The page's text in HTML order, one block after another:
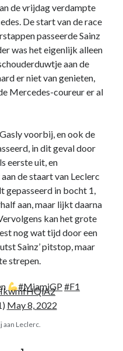
de vrijdag verdampte
De start van de race
passeerde Sainz
was het eigenlijk alleen
aan de
er niet van genieten,
Mercedes-coureur er al
voorbij, en ook de
in dit geval door
eerste uit, en
de staart van Leclerc
gepasseerd in bocht 1,
aan, maar lijkt daarna
kan het grote
nog wat tijd door een
Sainz’ pitstop, maar
strepen.
#MiamiGP #F1
May 8, 2022
aan Leclerc.
Noodzakelijk
Deze cookies
noodzakelijk
om de website
te laten
werken.